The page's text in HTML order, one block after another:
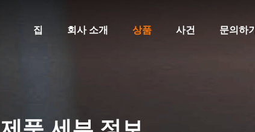
집 회사 소개 상품 사건 문의하기